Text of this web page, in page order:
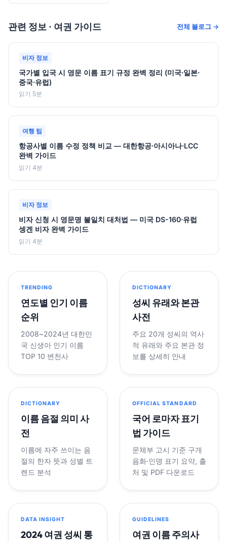
관련 정보 · 여권 가이드 전체 블로그 →
비자 정보
국가별 입국 시 영문 이름 표기 규정 완벽 정리 (미국·일본·
중국·유럽)
읽기 5분
여행 팁
항공사별 이름 수정 정책 비교 — 대한항공·아시아나·LCC
완벽 가이드
읽기 4분
비자 정보
비자 신청 시 영문명 불일치 대처법 — 미국 DS-160·유럽
셍겐 비자 완벽 가이드
읽기 4분
TRENDING
연도별 인기 이름
순위
2008~2024년 대한민
국 신생아 인기 이름
TOP 10 변천사
DICTIONARY
성씨 유래와 본관
사전
주요 20개 성씨의 역사
적 유래와 주요 본관 정
보를 상세히 안내
DICTIONARY
이름 음절 의미 사
전
이름에 자주 쓰이는 음
절의 한자 뜻과 성별 트
렌드 분석
OFFICIAL STANDARD
국어 로마자 표기
법 가이드
문체부 고시 기준 구개
음화·인명 표기 요약, 출
처 및 PDF 다운로드
DATA INSIGHT
2024 여권 성씨 통
GUIDELINES
여권 이름 주의사